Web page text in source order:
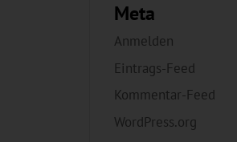
Meta
Anmelden
Eintrags-Feed
Kommentar-Feed
WordPress.org